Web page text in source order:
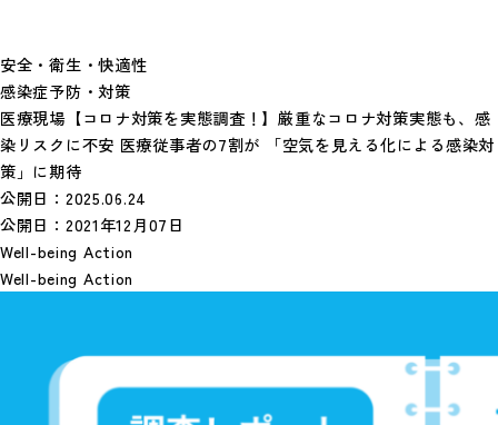
安全・衛生・快適性
感染症予防・対策
医療現場【コロナ対策を実態調査！】厳重なコロナ対策実態も、感
染リスクに不安 医療従事者の7割が 「空気を見える化による感染対
策」に期待
公開日： 2025.06.24
公開日： 2021年12月07日
Well-being Action
Well-being Action